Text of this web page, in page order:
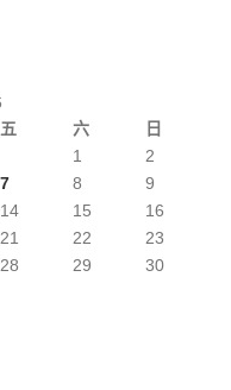
五 六 日
1
2
7 8
9
14 15
16
21 22
23
28 29
30